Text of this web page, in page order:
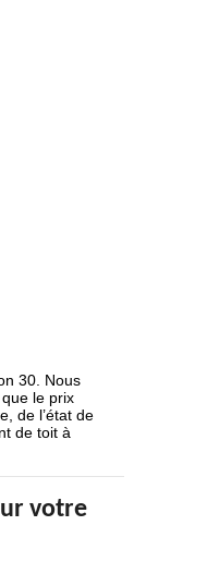
30. Nous
le prix
de l’état de
de toit à
votre